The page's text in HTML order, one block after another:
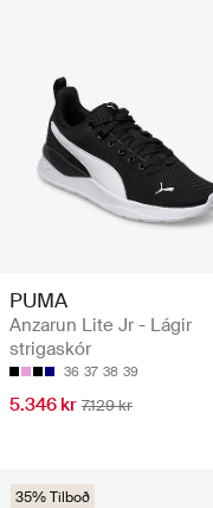
PUMA
Anzarun Lite Jr - Lágir
strigaskór
36 37 38 39
5.346 kr 7.129 kr
35% Tilboð